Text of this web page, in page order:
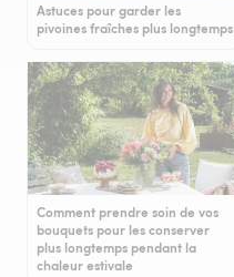
Astuces pour garder les
pivoines fraîches plus longtemps
Comment prendre soin de vos
bouquets pour les conserver
plus longtemps pendant la
chaleur estivale